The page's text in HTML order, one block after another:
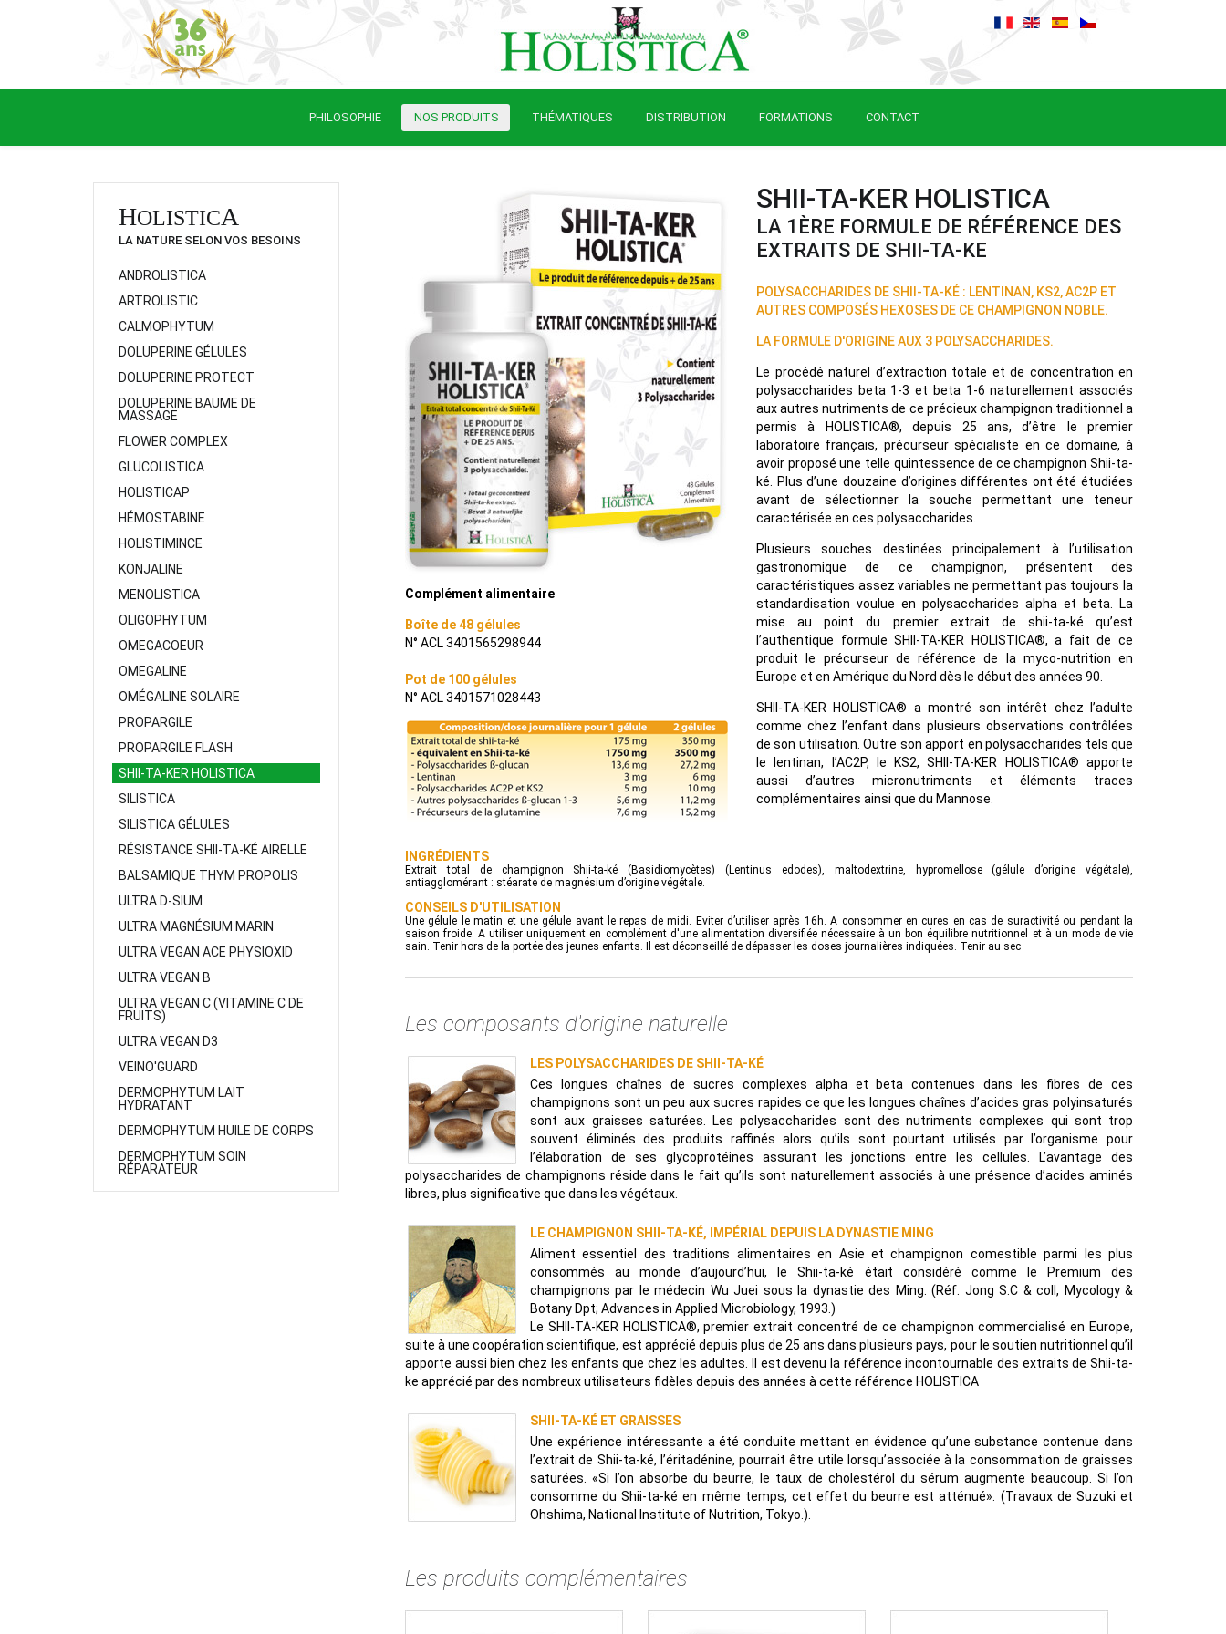
PHILOSOPHIE NOS PRODUITS THÉMATIQUES DISTRIBUTION FORMATIONS CONTACT
Complément alimentaire
Boîte de 48 gélules
N° ACL 3401565298944
Pot de 100 gélules
N° ACL 3401571028443
SHII-TA-KER HOLISTICA
LA 1ÈRE FORMULE DE RÉFÉRENCE DES
EXTRAITS DE SHII-TA-KE
POLYSACCHARIDES DE SHII-TA-KÉ : LENTINAN, KS2, AC2P ET
AUTRES COMPOSÉS HEXOSES DE CE CHAMPIGNON NOBLE.
LA FORMULE D'ORIGINE AUX 3 POLYSACCHARIDES.
Le procédé naturel d’extraction totale et de concentration en
polysaccharides beta 1-3 et beta 1-6 naturellement associés
aux autres nutriments de ce précieux champignon traditionnel a
permis à HOLISTICA®, depuis 25 ans, d’être le premier
laboratoire français, précurseur spécialiste en ce domaine, à
avoir proposé une telle quintessence de ce champignon Shii-ta-
ké. Plus d’une douzaine d’origines différentes ont été étudiées
avant de sélectionner la souche permettant une teneur
caractérisée en ces polysaccharides.
Plusieurs souches destinées principalement à l’utilisation
gastronomique de ce champignon, présentent des
caractéristiques assez variables ne permettant pas toujours la
standardisation voulue en polysaccharides alpha et beta. La
mise au point du premier extrait de shii-ta-ké qu’est
l’authentique formule SHII-TA-KER HOLISTICA®, a fait de ce
produit le précurseur de référence de la myco-nutrition en
Europe et en Amérique du Nord dès le début des années 90.
SHII-TA-KER HOLISTICA® a montré son intérêt chez l’adulte
comme chez l’enfant dans plusieurs observations contrôlées
de son utilisation. Outre son apport en polysaccharides tels que
le lentinan, l’AC2P, le KS2, SHII-TA-KER HOLISTICA® apporte
aussi d’autres micronutriments et éléments traces
complémentaires ainsi que du Mannose.
INGRÉDIENTS
Extrait total de champignon Shii-ta-ké (Basidiomycètes) (Lentinus edodes), maltodextrine, hypromellose (gélule d’origine végétale),
antiagglomérant : stéarate de magnésium d’origine végétale.
CONSEILS D'UTILISATION
Une gélule le matin et une gélule avant le repas de midi. Eviter d’utiliser après 16h. A consommer en cures en cas de suractivité ou pendant la
saison froide. A utiliser uniquement en complément d'une alimentation diversifiée nécessaire à un bon équilibre nutritionnel et à un mode de vie
sain. Tenir hors de la portée des jeunes enfants. Il est déconseillé de dépasser les doses journalières indiquées. Tenir au sec
Les composants d'origine naturelle
LES POLYSACCHARIDES DE SHII-TA-KÉ
Ces longues chaînes de sucres complexes alpha et beta contenues dans les fibres de ces
champignons sont un peu aux sucres rapides ce que les longues chaînes d’acides gras polyinsaturés
sont aux graisses saturées. Les polysaccharides sont des nutriments complexes qui sont trop
souvent éliminés des produits raffinés alors qu’ils sont pourtant utilisés par l’organisme pour
l’élaboration de ses glycoprotéines assurant les jonctions entre les cellules. L’avantage des
polysaccharides de champignons réside dans le fait qu’ils sont naturellement associés à une présence d’acides aminés
libres, plus significative que dans les végétaux.
LE CHAMPIGNON SHII-TA-KÉ, IMPÉRIAL DEPUIS LA DYNASTIE MING
Aliment essentiel des traditions alimentaires en Asie et champignon comestible parmi les plus
consommés au monde d’aujourd’hui, le Shii-ta-ké était considéré comme le Premium des
champignons par le médecin Wu Juei sous la dynastie des Ming. (Réf. Jong S.C & coll, Mycology &
Botany Dpt; Advances in Applied Microbiology, 1993.)
Le SHII-TA-KER HOLISTICA®, premier extrait concentré de ce champignon commercialisé en Europe,
suite à une coopération scientifique, est apprécié depuis plus de 25 ans dans plusieurs pays, pour le soutien nutritionnel qu’il
apporte aussi bien chez les enfants que chez les adultes. Il est devenu la référence incontournable des extraits de Shii-ta-
ke apprécié par des nombreux utilisateurs fidèles depuis des années à cette référence HOLISTICA
SHII-TA-KÉ ET GRAISSES
Une expérience intéressante a été conduite mettant en évidence qu’une substance contenue dans
l’extrait de Shii-ta-ké, l’éritadénine, pourrait être utile lorsqu’associée à la consommation de graisses
saturées. «Si l’on absorbe du beurre, le taux de cholestérol du sérum augmente beaucoup. Si l’on
consomme du Shii-ta-ké en même temps, cet effet du beurre est atténué». (Travaux de Suzuki et
Ohshima, National Institute of Nutrition, Tokyo.).
Les produits complémentaires
HOLISTICA
LA NATURE SELON VOS BESOINS
ANDROLISTICA
ARTROLISTIC
CALMOPHYTUM
DOLUPERINE GÉLULES
DOLUPERINE PROTECT
DOLUPERINE BAUME DE
MASSAGE
FLOWER COMPLEX
GLUCOLISTICA
HOLISTICAP
HÉMOSTABINE
HOLISTIMINCE
KONJALINE
MENOLISTICA
OLIGOPHYTUM
OMEGACOEUR
OMEGALINE
OMÉGALINE SOLAIRE
PROPARGILE
PROPARGILE FLASH
SHII-TA-KER HOLISTICA
SILISTICA
SILISTICA GÉLULES
RÉSISTANCE SHII-TA-KÉ AIRELLE
BALSAMIQUE THYM PROPOLIS
ULTRA D-SIUM
ULTRA MAGNÉSIUM MARIN
ULTRA VEGAN ACE PHYSIOXID
ULTRA VEGAN B
ULTRA VEGAN C (VITAMINE C DE
FRUITS)
ULTRA VEGAN D3
VEINO'GUARD
DERMOPHYTUM LAIT
HYDRATANT
DERMOPHYTUM HUILE DE CORPS
DERMOPHYTUM SOIN
RÉPARATEUR